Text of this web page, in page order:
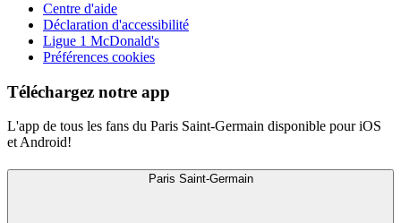
Centre d'aide
Déclaration d'accessibilité
Ligue 1 McDonald's
Préférences cookies
Téléchargez notre app
L'app de tous les fans du Paris Saint-Germain disponible pour iOS
et Android!
Paris Saint-Germain